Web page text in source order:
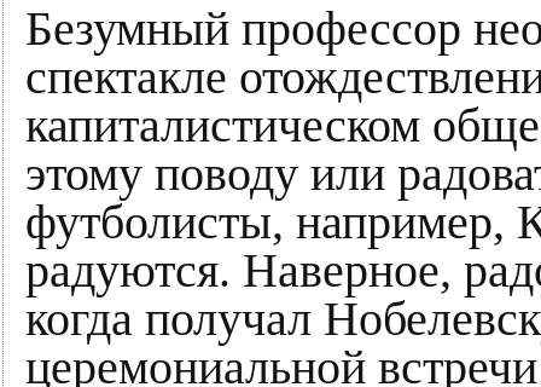
Безумный профессор
спектакле
капиталистическом
этому поводу или
футболисты, например,
радуются. Наверное,
когда получал
церемониальной